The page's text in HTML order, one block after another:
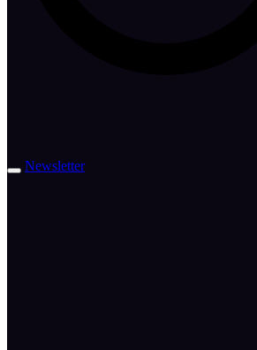
Newsletter